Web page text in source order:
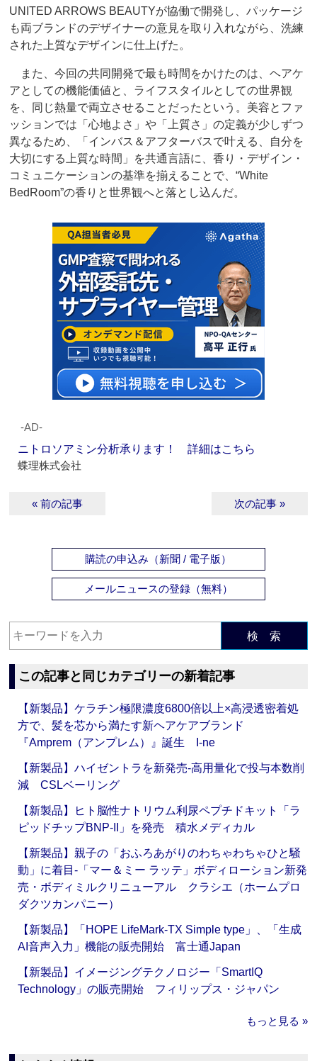
UNITED ARROWS BEAUTYが協働で開発し、パッケージ
も両ブランドのデザイナーの意見を取り入れながら、洗練
された上質なデザインに仕上げた。
また、今回の共同開発で最も時間をかけたのは、ヘアケ
アとしての機能価値と、ライフスタイルとしての世界観
を、同じ熱量で両立させることだったという。美容とファ
ッションでは「心地よさ」や「上質さ」の定義が少しずつ
異なるため、「インバス＆アフターバスで叶える、自分を
大切にする上質な時間」を共通言語に、香り・デザイン・
コミュニケーションの基準を揃えることで、“White
BedRoom”の香りと世界観へと落とし込んだ。
‐AD‐
ニトロソアミン分析承ります！ 詳細はこちら
蝶理株式会社
« 前の記事 次の記事 »
購読の申込み（新聞 / 電子版）
メールニュースの登録（無料）
検 索
この記事と同じカテゴリーの新着記事
【新製品】ケラチン極限濃度6800倍以上×高浸透密着処
方で、髪を芯から満たす新ヘアケアブランド
『Amprem（アンプレム）』誕生 I-ne
【新製品】ハイゼントラを新発売‐高用量化で投与本数削
減 CSLベーリング
【新製品】ヒト脳性ナトリウム利尿ペプチドキット「ラ
ピッドチップBNP-II」を発売 積水メディカル
【新製品】親子の「おふろあがりのわちゃわちゃひと騒
動」に着目‐「マー＆ミー ラッテ」ボディローション新発
売・ボディミルクリニューアル クラシエ（ホームプロ
ダクツカンパニー）
【新製品】「HOPE LifeMark-TX Simple type」、「生成
AI音声入力」機能の販売開始 富士通Japan
【新製品】イメージングテクノロジー「SmartIQ
Technology」の販売開始 フィリップス・ジャパン
もっと見る »